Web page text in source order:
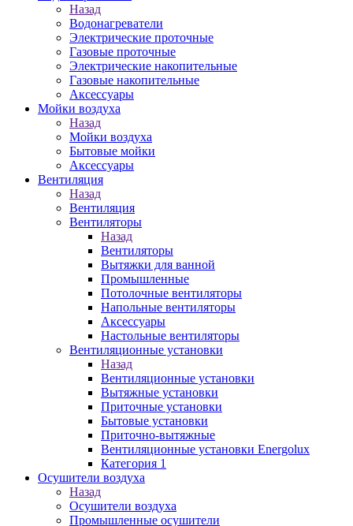
Назад
Водонагреватели
Электрические проточные
Газовые проточные
Электрические накопительные
Газовые накопительные
Аксессуары
Мойки воздуха
Назад
Мойки воздуха
Бытовые мойки
Аксессуары
Вентиляция
Назад
Вентиляция
Вентиляторы
Назад
Вентиляторы
Вытяжки для ванной
Промышленные
Потолочные вентиляторы
Напольные вентиляторы
Аксессуары
Настольные вентиляторы
Вентиляционные установки
Назад
Вентиляционные установки
Вытяжные установки
Приточные установки
Бытовые установки
Приточно-вытяжные
Вентиляционные установки Energolux
Категория 1
Осушители воздуха
Назад
Осушители воздуха
Промышленные осушители